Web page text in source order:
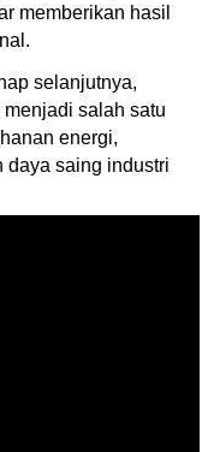
memberikan hasil
selanjutnya,
salah satu
energi,
daya saing industri